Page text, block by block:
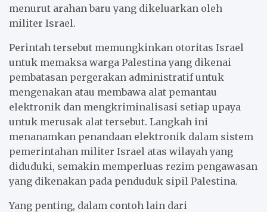
menurut arahan baru yang dikeluarkan oleh
militer Israel.
Perintah tersebut memungkinkan otoritas Israel
untuk memaksa warga Palestina yang dikenai
pembatasan pergerakan administratif untuk
mengenakan atau membawa alat pemantau
elektronik dan mengkriminalisasi setiap upaya
untuk merusak alat tersebut. Langkah ini
menanamkan penandaan elektronik dalam sistem
pemerintahan militer Israel atas wilayah yang
diduduki, semakin memperluas rezim pengawasan
yang dikenakan pada penduduk sipil Palestina.
Yang penting, dalam contoh lain dari